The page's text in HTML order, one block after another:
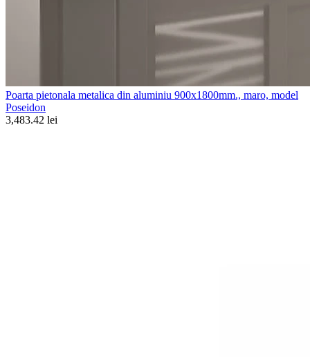
Poarta pietonala metalica din aluminiu 900x1800mm., maro, model
Poseidon
3,483.42 lei